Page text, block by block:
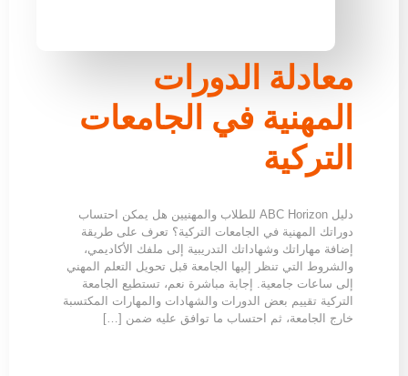
معادلة الدورات
المهنية في الجامعات
التركية
دليل ABC Horizon للطلاب والمهنيين هل يمكن احتساب
دوراتك المهنية في الجامعات التركية؟ تعرف على طريقة
إضافة مهاراتك وشهاداتك التدريبية إلى ملفك الأكاديمي،
والشروط التي تنظر إليها الجامعة قبل تحويل التعلم المهني
إلى ساعات جامعية. إجابة مباشرة نعم، تستطيع الجامعة
التركية تقييم بعض الدورات والشهادات والمهارات المكتسبة
خارج الجامعة، ثم احتساب ما توافق عليه ضمن […]